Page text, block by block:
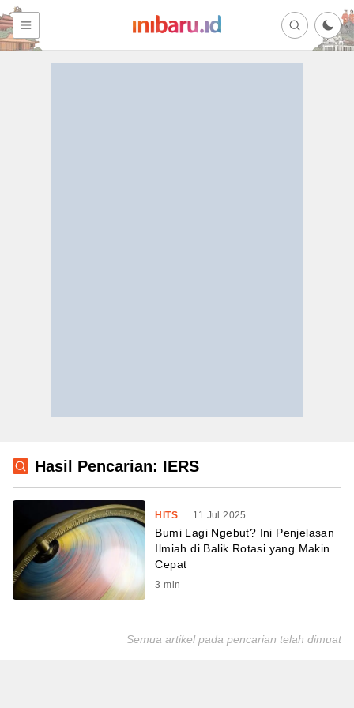
Hasil Pencarian: IERS
HITS . 11 Jul 2025
Bumi Lagi Ngebut? Ini Penjelasan
Ilmiah di Balik Rotasi yang Makin
Cepat
3 min
Semua artikel pada pencarian telah dimuat